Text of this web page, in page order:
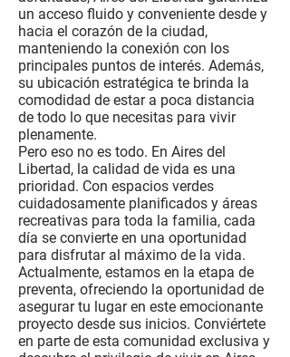
un acceso fluido y conveniente desde y
hacia el corazón de la ciudad,
manteniendo la conexión con los
principales puntos de interés. Además,
su ubicación estratégica te brinda la
comodidad de estar a poca distancia
de todo lo que necesitas para vivir
plenamente.
Pero eso no es todo. En Aires del
Libertad, la calidad de vida es una
prioridad. Con espacios verdes
cuidadosamente planificados y áreas
recreativas para toda la familia, cada
día se convierte en una oportunidad
para disfrutar al máximo de la vida.
Actualmente, estamos en la etapa de
preventa, ofreciendo la oportunidad de
asegurar tu lugar en este emocionante
proyecto desde sus inicios. Conviértete
en parte de esta comunidad exclusiva y